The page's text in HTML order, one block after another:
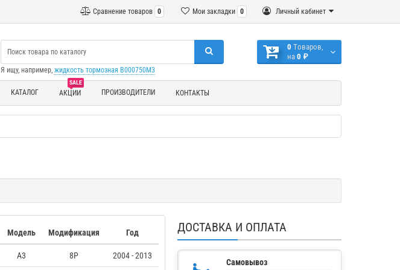
Личный кабинет
Мои закладки 0
Сравнение товаров 0
0 Tоваров,
на 0 ₽
Я ищу, например, жидкость тормозная B000750M3
КАТАЛОГ
SALE
АКЦИИ ПРОИЗВОДИТЕЛИ КОНТАКТЫ
Модель Модификация Год
A3 8P 2004 - 2013
ДОСТАВКА И ОПЛАТА
Самовывоз